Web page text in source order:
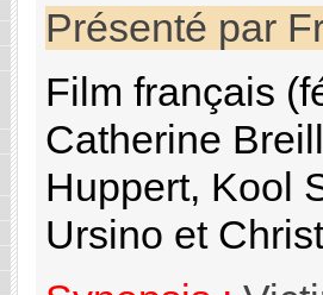
Présenté par
Film français
Catherine
Huppert, Kool
Ursino et